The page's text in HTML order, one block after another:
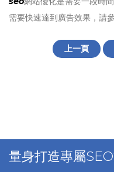
需要快速達到廣告效果，請
上一頁
量身打造專屬